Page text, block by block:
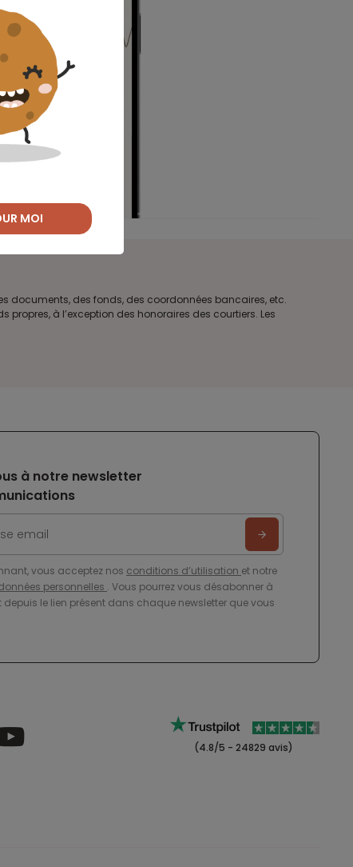
documents, des fonds, des coordonnées bancaires, etc.
à l’exception des honoraires des courtiers. Les
à notre newsletter
vous acceptez nos conditions d’utilisation et notre
personnelles . Vous pourrez vous désabonner à
le lien présent dans chaque newsletter que vous
(4.8/5 - 24829 avis)
MOI